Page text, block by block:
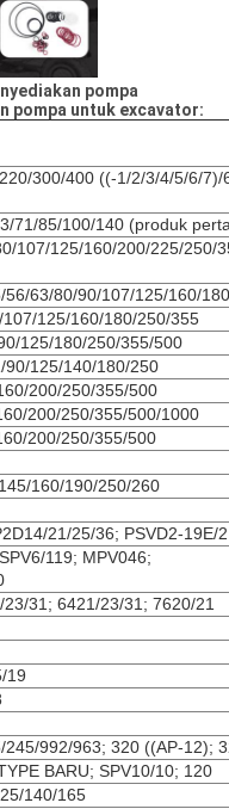
pompa
pompa untuk excavator:
300/400 ((-1/2/3/4/5/6/7)/
71/85/100/140 (produk
107/125/160/200/225/250/
63/80/90/107/125/160/
125/160/180/250/355
125/180/250/355/500
90/125/140/180/250
200/250/355/500
200/250/355/500/1000
200/250/355/500
160/190/250/260
21/25/36; PSVD2-19E/
119; MPV046;
31; 6421/23/31; 7620/21
19
992/963; 320 ((AP-12);
BARU; SPV10/10; 120
140/165